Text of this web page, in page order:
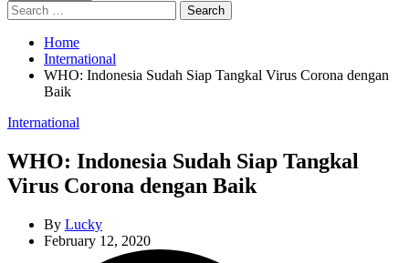
Search
for:
Home
International
WHO: Indonesia Sudah Siap Tangkal Virus Corona dengan
Baik
Categories
International
WHO: Indonesia Sudah Siap Tangkal
Virus Corona dengan Baik
By Lucky
February 12, 2020